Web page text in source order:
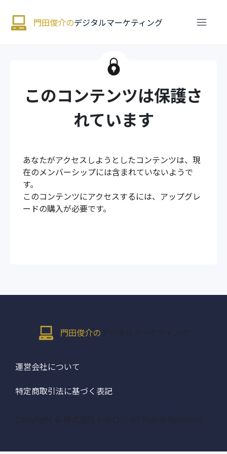
門田俊介のデジタルマーケティング
このコンテンツは保護さ
れています
あなたがアクセスしようとしたコンテンツは、現
在のメンバーシップには含まれていないようで
す。
このコンテンツにアクセスするには、アップグレ
ードの購入が必要です。
門田俊介の デジタルマーケティング
運営会社について
特定商取引法に基づく表記
Copyright © 株式会社トポロジ All Rights Reserved.